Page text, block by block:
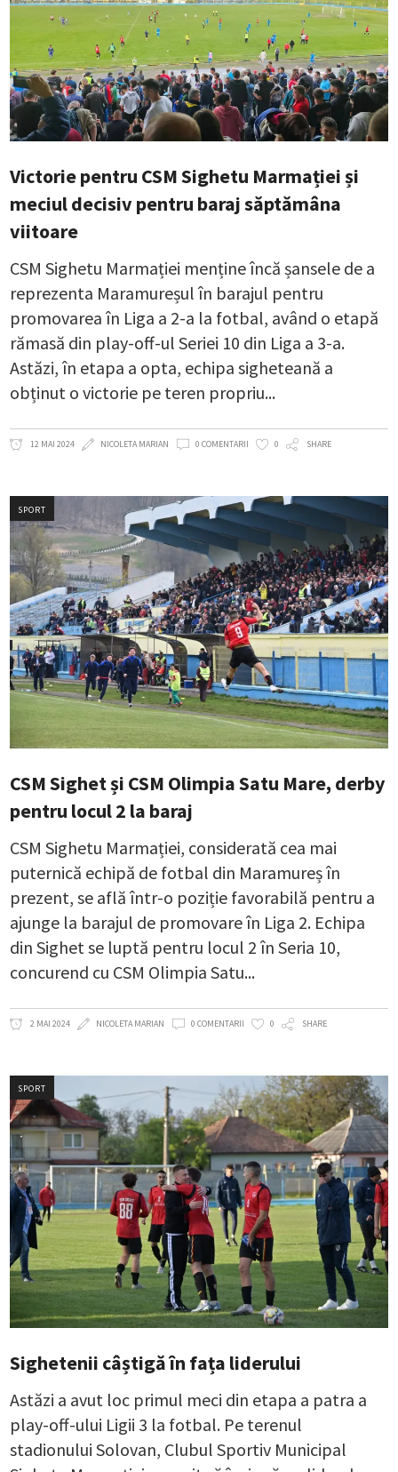
Victorie pentru CSM Sighetu Marmației și
meciul decisiv pentru baraj săptămâna
viitoare
CSM Sighetu Marmației menține încă șansele de a
reprezenta Maramureșul în barajul pentru
promovarea în Liga a 2-a la fotbal, având o etapă
rămasă din play-off-ul Seriei 10 din Liga a 3-a.
Astăzi, în etapa a opta, echipa sigheteană a
obținut o victorie pe teren propriu
12 MAI 2024 NICOLETA MARIAN 0 COMENTARII 0 SHARE
SPORT
CSM Sighet și CSM Olimpia Satu Mare, derby
pentru locul 2 la baraj
CSM Sighetu Marmației, considerată cea mai
puternică echipă de fotbal din Maramureș în
prezent, se află într-o poziție favorabilă pentru a
ajunge la barajul de promovare în Liga 2. Echipa
din Sighet se luptă pentru locul 2 în Seria 10,
concurend cu CSM Olimpia Satu
2 MAI 2024 NICOLETA MARIAN 0 COMENTARII 0 SHARE
SPORT
Sighetenii câștigă în fața liderului
Astăzi a avut loc primul meci din etapa a patra a
play-off-ului Ligii 3 la fotbal. Pe terenul
stadionului Solovan, Clubul Sportiv Municipal